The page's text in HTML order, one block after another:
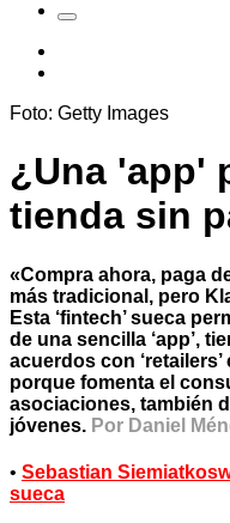
Foto: Getty Images
¿Una 'app'
tienda sin
«Compra ahora, paga
más tradicional, pero
Esta ‘fintech’ sueca
de una sencilla ‘app’,
acuerdos con
porque fomenta el
asociaciones, también
jóvenes. Por Daniel
• Sebastian
sueca